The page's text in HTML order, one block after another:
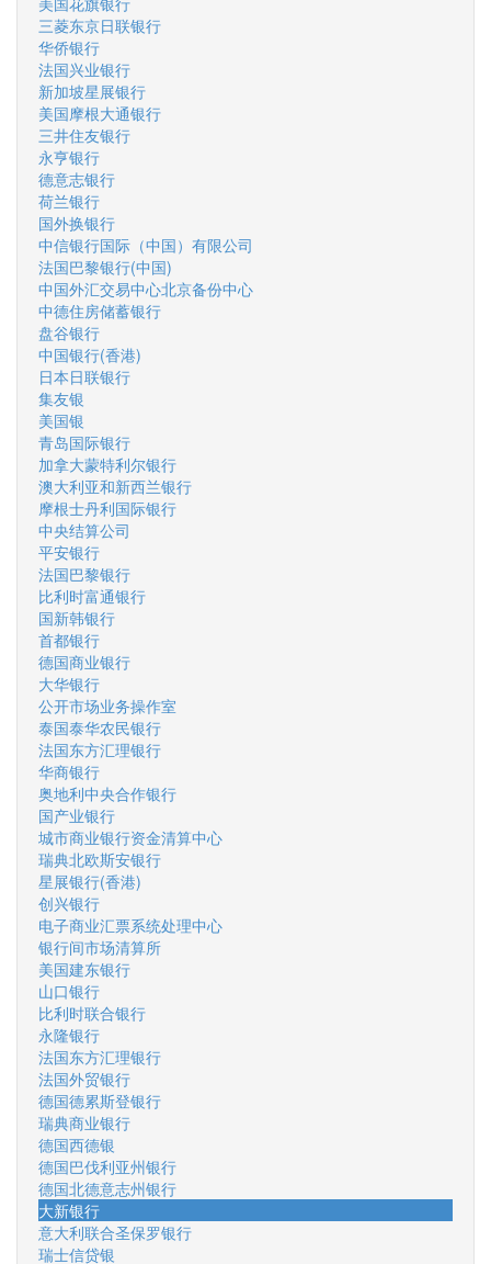
三菱东京日联银行
华侨银行
法国兴业银行
新加坡星展银行
美国摩根大通银行
三井住友银行
永亨银行
德意志银行
荷兰银行
国外换银行
中信银行国际（中国）有限公司
法国巴黎银行(中国)
中国外汇交易中心北京备份中心
中德住房储蓄银行
盘谷银行
中国银行(香港)
日本日联银行
集友银
美国银
青岛国际银行
加拿大蒙特利尔银行
澳大利亚和新西兰银行
摩根士丹利国际银行
中央结算公司
平安银行
法国巴黎银行
比利时富通银行
国新韩银行
首都银行
德国商业银行
大华银行
公开市场业务操作室
泰国泰华农民银行
法国东方汇理银行
华商银行
奥地利中央合作银行
国产业银行
城市商业银行资金清算中心
瑞典北欧斯安银行
星展银行(香港)
创兴银行
电子商业汇票系统处理中心
银行间市场清算所
美国建东银行
山口银行
比利时联合银行
永隆银行
法国东方汇理银行
法国外贸银行
德国德累斯登银行
瑞典商业银行
德国西德银
德国巴伐利亚州银行
德国北德意志州银行
大新银行
意大利联合圣保罗银行
瑞士信贷银